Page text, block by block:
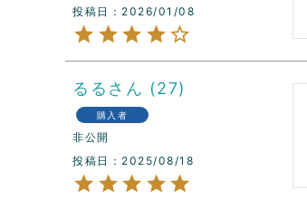
投稿日
2026/01/08
るる 27
購入者
非公開
投稿日
2025/08/18